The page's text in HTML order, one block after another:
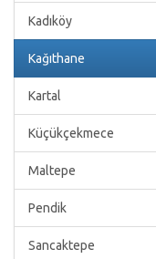
Kadıköy
Kağıthane
Kartal
Küçükçekmece
Maltepe
Pendik
Sancaktepe